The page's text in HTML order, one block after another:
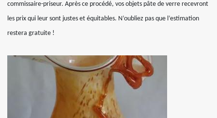
commissaire-priseur. Après ce procédé, vos objets pâte de verre recevront
les prix qui leur sont justes et équitables. N’oubliez pas que l’estimation
restera gratuite !